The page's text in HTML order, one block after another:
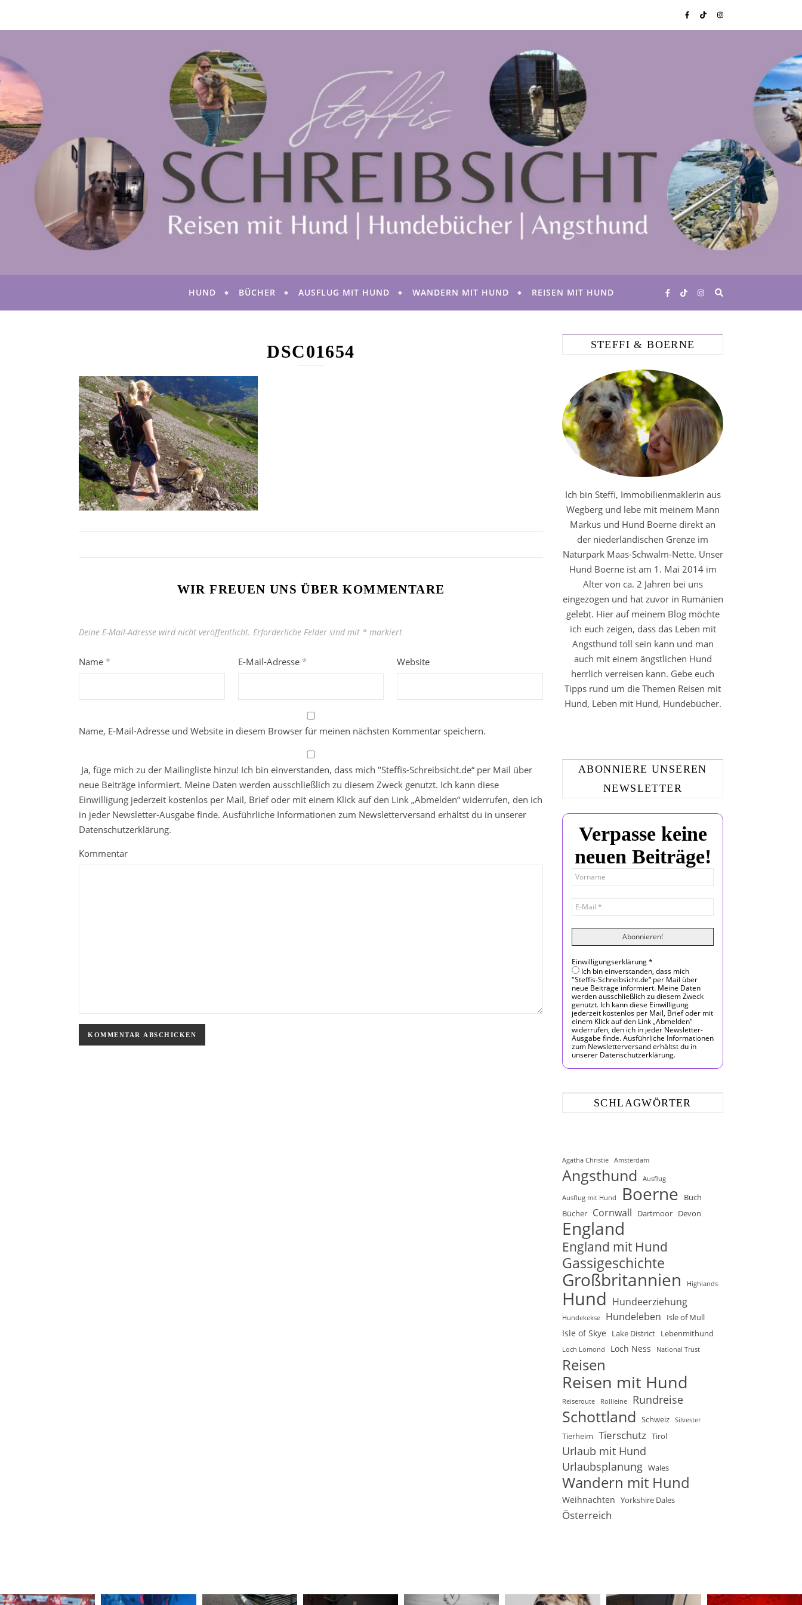
HUND BÜCHER AUSFLUG MIT HUND WANDERN MIT HUND REISEN MIT HUND
DSC01654
WIR FREUEN UNS ÜBER KOMMENTARE
Deine E-Mail-Adresse wird nicht veröffentlicht. Erforderliche Felder sind mit * markiert
Name * E-Mail-Adresse * Website
Name, E-Mail-Adresse und Website in diesem Browser für meinen nächsten Kommentar speichern.
Ja, füge mich zu der Mailingliste hinzu! Ich bin einverstanden, dass mich "Steffis-Schreibsicht.de“ per Mail über
neue Beiträge informiert. Meine Daten werden ausschließlich zu diesem Zweck genutzt. Ich kann diese
Einwilligung jederzeit kostenlos per Mail, Brief oder mit einem Klick auf den Link „Abmelden“ widerrufen, den ich
in jeder Newsletter-Ausgabe finde. Ausführliche Informationen zum Newsletterversand erhältst du in unserer
Datenschutzerklärung.
Kommentar
STEFFI & BOERNE
Ich bin Steffi, Immobilienmaklerin aus
Wegberg und lebe mit meinem Mann
Markus und Hund Boerne direkt an
der niederländischen Grenze im
Naturpark Maas-Schwalm-Nette. Unser
Hund Boerne ist am 1. Mai 2014 im
Alter von ca. 2 Jahren bei uns
eingezogen und hat zuvor in Rumänien
gelebt. Hier auf meinem Blog möchte
ich euch zeigen, dass das Leben mit
Angsthund toll sein kann und man
auch mit einem ängstlichen Hund
herrlich verreisen kann. Gebe euch
Tipps rund um die Themen Reisen mit
Hund, Leben mit Hund, Hundebücher.
ABONNIERE UNSEREN
NEWSLETTER
Verpasse keine
neuen Beiträge!
Einwilligungserklärung*
Ich bin einverstanden, dass mich
"Steffis-Schreibsicht.de“ per Mail über
neue Beiträge informiert. Meine Daten
werden ausschließlich zu diesem Zweck
genutzt. Ich kann diese Einwilligung
jederzeit kostenlos per Mail, Brief oder mit
einem Klick auf den Link „Abmelden“
widerrufen, den ich in jeder Newsletter-
Ausgabe finde. Ausführliche Informationen
zum Newsletterversand erhältst du in
unserer Datenschutzerklärung.
SCHLAGWÖRTER
Agatha Christie Amsterdam
Angsthund Ausflug
Ausflug mit Hund Boerne
Buch
Bücher Cornwall Dartmoor Devon
England
England mit Hund
Gassigeschichte
Großbritannien Highlands
Hund Hundeerziehung
Hundekekse Hundeleben Isle of Mull
Isle of Skye Lake District Lebenmithund
Loch Lomond Loch Ness National Trust
Reisen
Reisen mit Hund
Reiseroute Rollleine Rundreise
Schottland Schweiz Silvester
Tierheim Tierschutz Tirol
Urlaub mit Hund
Urlaubsplanung Wales
Wandern mit Hund
Weihnachten Yorkshire Dales
Österreich